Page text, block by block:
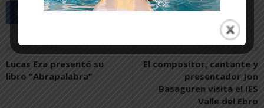
Artículo anterior
Lucas Eza presentó su
libro “Abrapalabra”
Artículo siguiente
El compositor, cantante y
presentador Jon
Basaguren visita el IES
Valle del Ebro